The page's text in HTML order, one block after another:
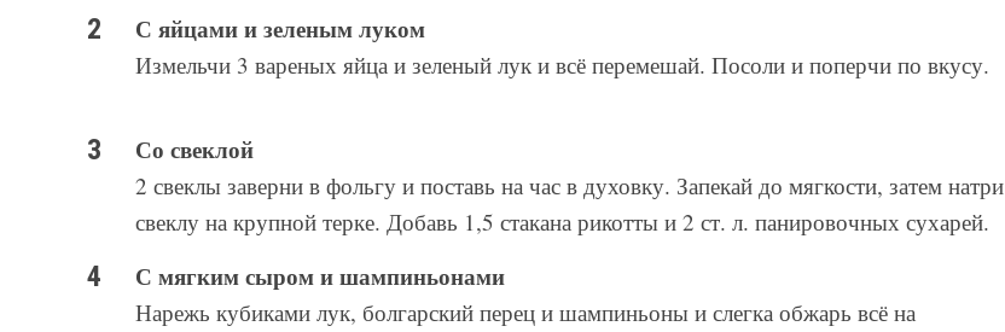
С яйцами и зеленым луком
Измельчи 3 вареных яйца и зеленый лук и всё перемешай. Посоли и поперчи по вкусу.
Со свеклой
2 свеклы заверни в фольгу и поставь на час в духовку. Запекай до мягкости, затем натри
свеклу на крупной терке. Добавь 1,5 стакана рикотты и 2 ст. л. панировочных сухарей.
С мягким сыром и шампиньонами
Нарежь кубиками лук, болгарский перец и шампиньоны и слегка обжарь всё на